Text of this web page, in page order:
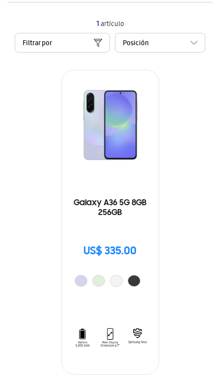
1artículo
Filtrar por
Galaxy A36 5G 8GB
256GB
US$ 335.00